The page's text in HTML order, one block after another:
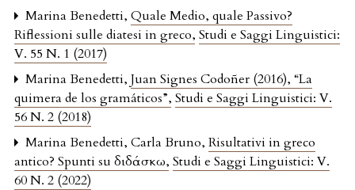
Marina Benedetti, Quale Medio, quale Passivo?
Riflessioni sulle diatesi in greco, Studi e Saggi Linguistici:
V. 55 N. 1 (2017)
Marina Benedetti, Juan Signes Codoñer (2016), “La
quimera de los gramáticos”, Studi e Saggi Linguistici: V.
56 N. 2 (2018)
Marina Benedetti, Carla Bruno, Risultativi in greco
antico? Spunti su διδάσκω, Studi e Saggi Linguistici: V.
60 N. 2 (2022)